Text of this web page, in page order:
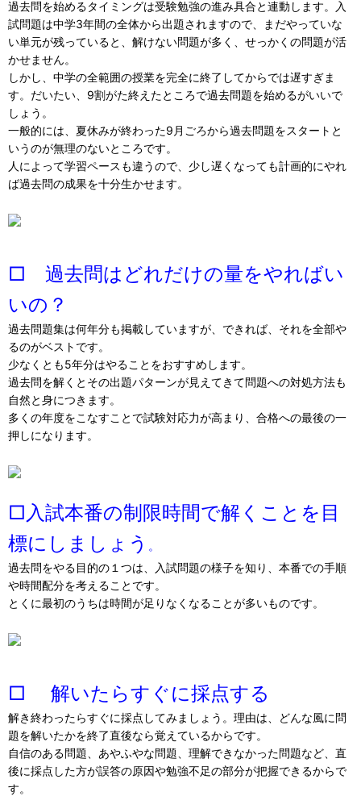
過去問を始めるタイミングは受験勉強の進み具合と連動します。入
試問題は中学3年間の全体から出題されますので、まだやっていな
い単元が残っていると、解けない問題が多く、せっかくの問題が活
かせません。
しかし、中学の全範囲の授業を完全に終了してからでは遅すぎま
す。だいたい、9割がた終えたところで過去問題を始めるがいいで
しょう。
一般的には、夏休みが終わった9月ごろから過去問題をスタートと
いうのが無理のないところです。
人によって学習ペースも違うので、少し遅くなっても計画的にやれ
ば過去問の成果を十分生かせます。
□ 過去問はどれだけの量をやればい
いの？
過去問題集は何年分も掲載していますが、できれば、それを全部や
るのがベストです。
少なくとも5年分はやることをおすすめします。
過去問を解くとその出題パターンが見えてきて問題への対処方法も
自然と身につきます。
多くの年度をこなすことで試験対応力が高まり、合格への最後の一
押しになります。
□入試本番の制限時間で解くことを目
標にしましょう 。
過去問をやる目的の１つは、入試問題の様子を知り、本番での手順
や時間配分を考えることです。
とくに最初のうちは時間が足りなくなることが多いものです。
□ 解いたらすぐに採点する
解き終わったらすぐに採点してみましょう。理由は、どんな風に問
題を解いたかを終了直後なら覚えているからです。
自信のある問題、あやふやな問題、理解できなかった問題など、直
後に採点した方が誤答の原因や勉強不足の部分が把握できるからで
す。